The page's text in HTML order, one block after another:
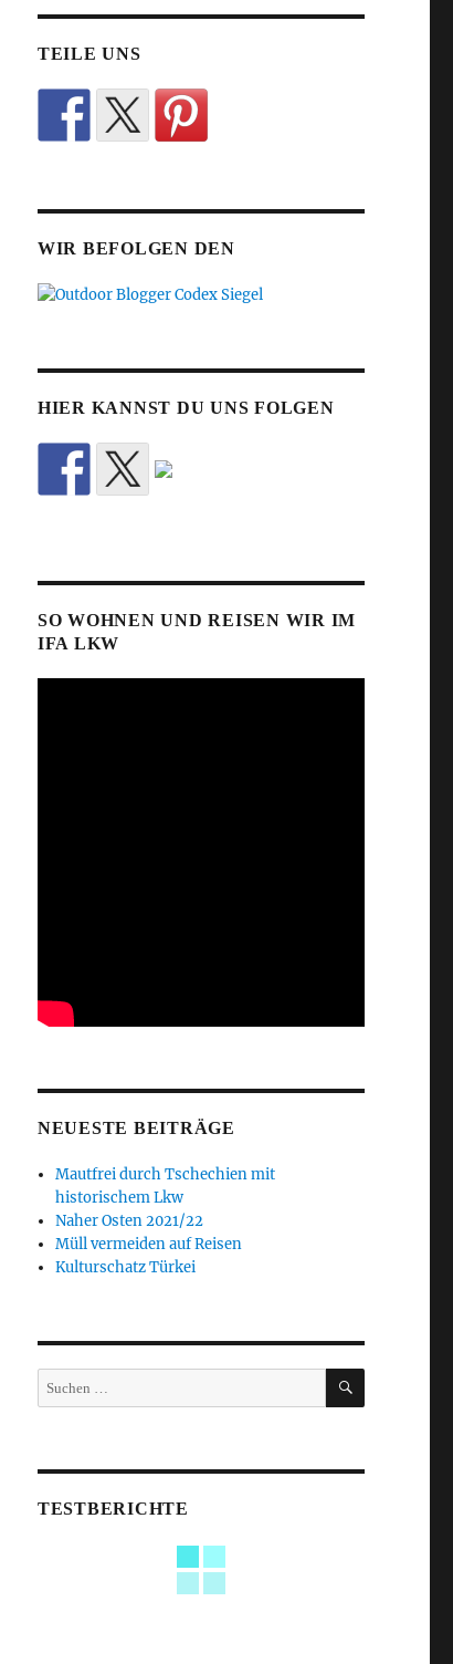
TEILE UNS
WIR BEFOLGEN DEN
HIER KANNST DU UNS FOLGEN
SO WOHNEN UND REISEN WIR IM
IFA LKW
NEUESTE BEITRÄGE
Mautfrei durch Tschechien mit
historischem Lkw
Naher Osten 2021/22
Müll vermeiden auf Reisen
Kulturschatz Türkei
Suche
nach:
SUCHEN
TESTBERICHTE